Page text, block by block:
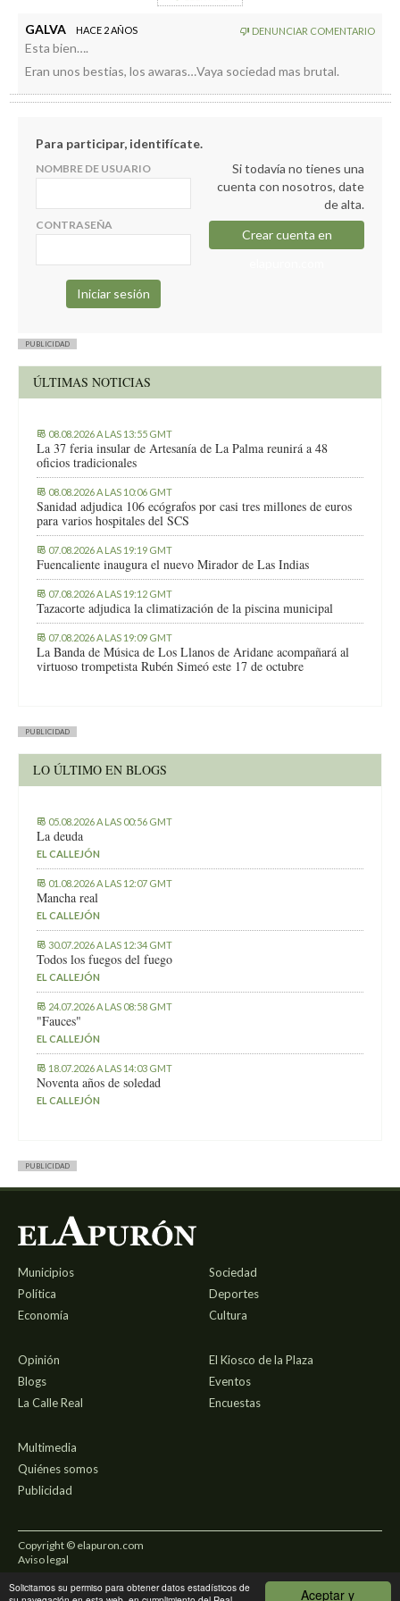
Aceptar y
Solicitamos su permiso para obtener datos estadísticos de
porque cada vez hay más cosas.
GALVA HACE 2 AÑOS DENUNCIAR COMENTARIO
Esta bien….
Eran unos bestias, los awaras…Vaya sociedad mas brutal.
Para participar, identifícate.
NOMBRE DE USUARIO
CONTRASEÑA
Si todavía no tienes una
cuenta con nosotros, date
de alta.
Crear cuenta en
PUBLICIDAD
ÚLTIMAS NOTICIAS
08.08.2026 A LAS 13:55 GMT
La 37 feria insular de Artesanía de La Palma reunirá a 48
oficios tradicionales
08.08.2026 A LAS 10:06 GMT
Sanidad adjudica 106 ecógrafos por casi tres millones de euros
para varios hospitales del SCS
07.08.2026 A LAS 19:19 GMT
Fuencaliente inaugura el nuevo Mirador de Las Indias
07.08.2026 A LAS 19:12 GMT
Tazacorte adjudica la climatización de la piscina municipal
07.08.2026 A LAS 19:09 GMT
La Banda de Música de Los Llanos de Aridane acompañará al
virtuoso trompetista Rubén Simeó este 17 de octubre
PUBLICIDAD
LO ÚLTIMO EN BLOGS
05.08.2026 A LAS 00:56 GMT
La deuda
EL CALLEJÓN
01.08.2026 A LAS 12:07 GMT
Mancha real
EL CALLEJÓN
30.07.2026 A LAS 12:34 GMT
Todos los fuegos del fuego
EL CALLEJÓN
24.07.2026 A LAS 08:58 GMT
"Fauces"
EL CALLEJÓN
18.07.2026 A LAS 14:03 GMT
Noventa años de soledad
EL CALLEJÓN
PUBLICIDAD
Municipios
Política
Economía
Sociedad
Deportes
Cultura
Opinión
Blogs
La Calle Real
El Kiosco de la Plaza
Eventos
Encuestas
Multimedia
Quiénes somos
Publicidad
Copyright © elapuron.com
Aviso legal
Política de privacidad